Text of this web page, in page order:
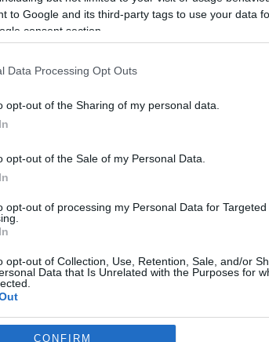
to Google and its third-party tags to use your data
consent section.
Data Processing Opt Outs
opt-out of the Sharing of my personal data.
opt-out of the Sale of my Personal Data.
opt-out of processing my Personal Data for Targeted
opt-out of Collection, Use, Retention, Sale, and/or
Data that Is Unrelated with the Purposes for
consentsCONFIRM
alapján az idén 2,6 milliárdra emelkedik az
száma. A fejlődő világban azonban korlátozott -
marad az internethozzáférés elterjedtsége, míg a
az év végére.
globális szinten 1,3 milliárd nő - a nők 37
igénybe az internet szolgáltatásait, míg a férfiak
Európában a legmagasabb szintű (75
az ázsiai-csendes-óceáni térségben 32 százalékos
a mobil előfizetések száma novemberben